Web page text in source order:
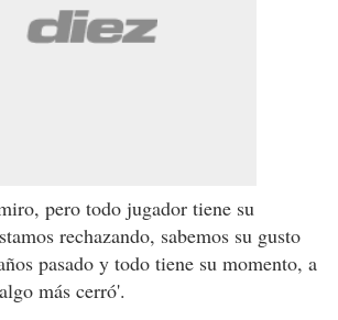
pero todo jugador tiene su
rechazando, sabemos su gusto
pasado y todo tiene su momento, a
más cerró'.